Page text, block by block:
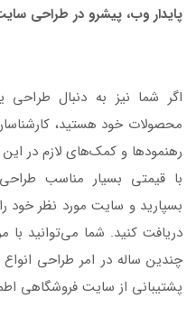
پایدار وب، پیشرو در طراحی
اگر شما نیز به دنبال
محصولات خود هستید،
رهنمودها و کمک‌های لازم در
با قیمتی بسیار مناسب
بسپارید و سایت مورد نظر خود
دریافت کنید. شما می‌توانید با
چندین ساله در امر طراحی انواع
پشتیبانی از سایت فروشگاهی